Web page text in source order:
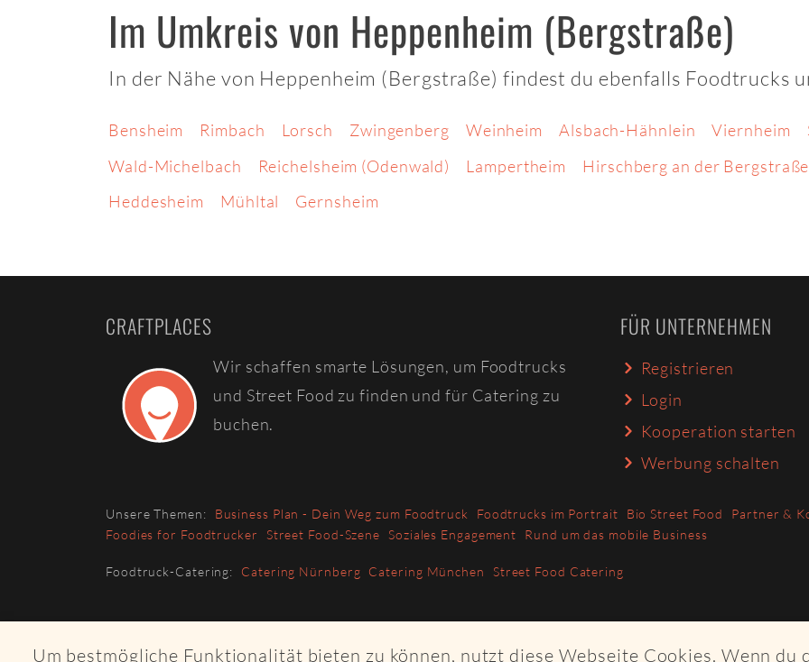
Um bestmögliche Funktionalität bieten zu können, nutzt diese Webseite Cookies. Wenn du
Im Umkreis von Heppenheim (Bergstraße)
In der Nähe von Heppenheim (Bergstraße) findest du ebenfalls Foodtrucks
Bensheim Rimbach Lorsch Zwingenberg Weinheim Alsbach-Hähnlein Viernheim
Wald-Michelbach
Reichelsheim (Odenwald) Lampertheim
Hirschberg an der Bergstraße
Heddesheim
Mühltal Gernsheim
CRAFTPLACES
Wir schaffen smarte Lösungen, um Foodtrucks
und Street Food zu finden und für Catering zu
buchen.
FÜR UNTERNEHMEN
Registrieren
Login
Kooperation starten
Werbung schalten
Unsere Themen: Business Plan - Dein Weg zum Foodtruck Foodtrucks im Portrait Bio Street Food
Partner &
Foodies for Foodtrucker
Street Food-Szene Soziales Engagement Rund um das mobile Business
Foodtruck-Catering: Catering Nürnberg Catering München Street Food Catering